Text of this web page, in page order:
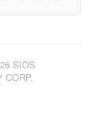
ナーの設定（稼働系）
ファイルの作成（稼働系）
SIOS
CORP.